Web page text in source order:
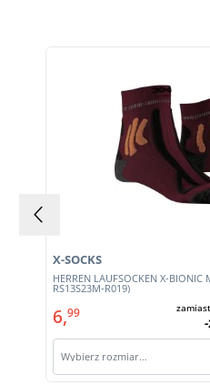
HERREN LAUFSOCKEN X-BIONIC
RS13S23M-R019)
X-SOCKS
6,99
Wybierz rozmiar…